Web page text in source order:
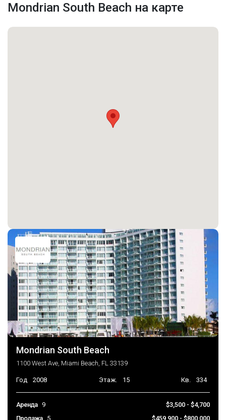
Bayfront
Mondrian South Beach на карте
Mondrian South Beach
1100 West Ave, Miami Beach, FL 33139
Год 2008 Этаж. 15 Кв. 334
Аренда 9
$3,500 - $4,700
Продажа
5 $459,900 - $800,000